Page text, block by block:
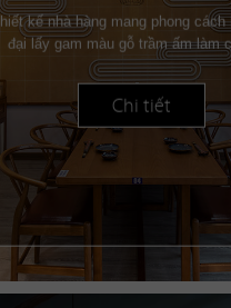
kế nhà hàng mang phong cách
đại lấy gam màu gỗ trầm ấm làm
Chi tiết